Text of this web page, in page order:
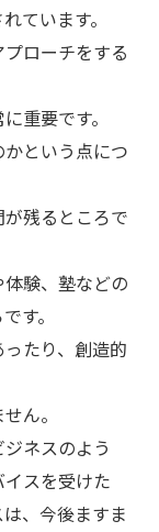
ています。
ローチをする
重要です。
という点につ
残るところで
験、塾などの
す。
たり、創造的
ん。
ネスのよう
スを受けた
、今後ますま